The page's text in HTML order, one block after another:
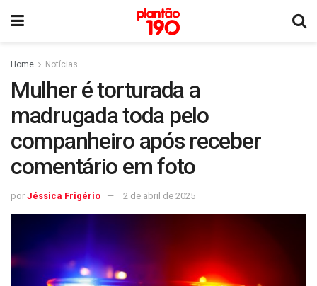
Home Notícias
Mulher é torturada a
madrugada toda pelo
companheiro após receber
comentário em foto
por Jéssica Frigério 2 de abril de 2025